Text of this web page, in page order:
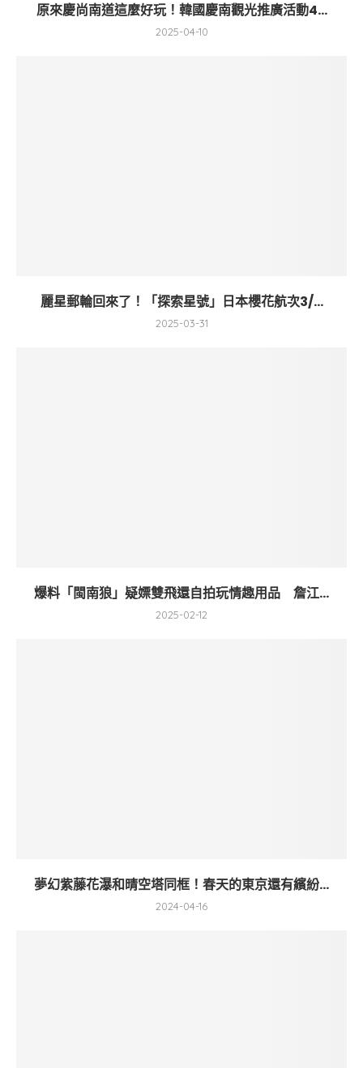
原來慶尚南道這麼好玩！韓國慶南觀光推廣活動4...
2025-04-10
麗星郵輪回來了！「探索星號」日本櫻花航次3/...
2025-03-31
爆料「閩南狼」疑嫖雙飛還自拍玩情趣用品 詹江...
2025-02-12
夢幻紫藤花瀑和晴空塔同框！春天的東京還有繽紛...
2024-04-16